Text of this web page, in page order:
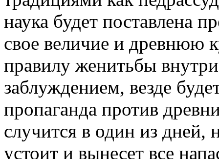
наука будет поставлена
свое величие и древнюю
правилу женитьбы
заблуждением, везде
пропаганда против
случится в один из
устоит и вынесет все